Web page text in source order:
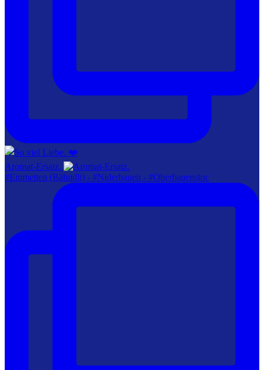
Aromat-Ersatz.
#Emmetten (Bähndli) - #Niderbauen - #Oberbauenstoc